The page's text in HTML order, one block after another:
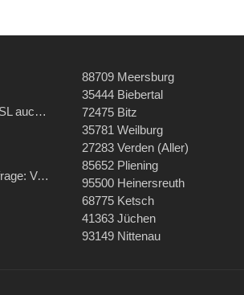
1&1 bietet DSL auch über GMX und WEB.DE
Verivox-Umfrage: Verbraucher zufrieden mit ihrem Kabel- und Internetanbieter
88709 Meersburg
35444 Biebertal
72475 Bitz
35781 Weilburg
27283 Verden (Aller)
85652 Pliening
95500 Heinersreuth
68775 Ketsch
41363 Jüchen
93149 Nittenau